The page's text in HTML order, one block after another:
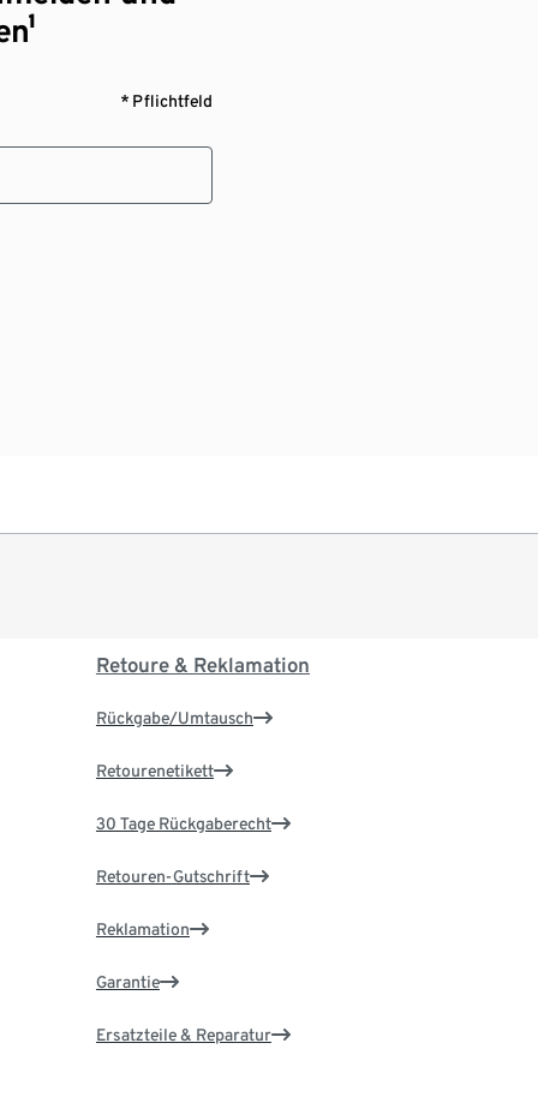
* Pflichtfeld
Retoure & Reklamation
Rückgabe/Umtausch
Retourenetikett
30 Tage Rückgaberecht
Retouren-Gutschrift
Reklamation
Garantie
Ersatzteile & Reparatur